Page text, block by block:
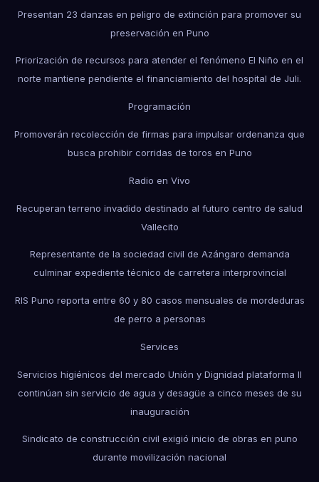
Presentan 23 danzas en peligro de extinción para promover su
preservación en Puno
Priorización de recursos para atender el fenómeno El Niño en el
norte mantiene pendiente el financiamiento del hospital de Juli.
Programación
Promoverán recolección de firmas para impulsar ordenanza que
busca prohibir corridas de toros en Puno
Radio en Vivo
Recuperan terreno invadido destinado al futuro centro de salud
Vallecito
Representante de la sociedad civil de Azángaro demanda
culminar expediente técnico de carretera interprovincial
RIS Puno reporta entre 60 y 80 casos mensuales de mordeduras
de perro a personas
Services
Servicios higiénicos del mercado Unión y Dignidad plataforma II
continúan sin servicio de agua y desagüe a cinco meses de su
inauguración
Sindicato de construcción civil exigió inicio de obras en puno
durante movilización nacional